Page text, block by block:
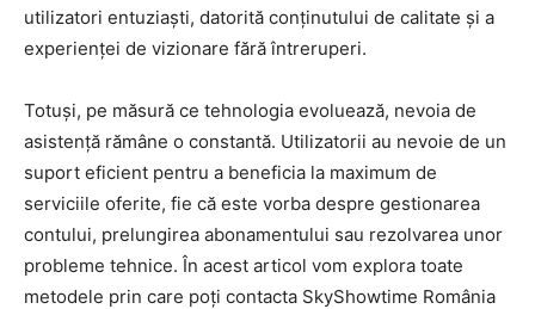
utilizatori entuziaști, datorită conținutului de calitate și a
experienței de vizionare fără întreruperi.
Totuși, pe măsură ce tehnologia evoluează, nevoia de
asistență rămâne o constantă. Utilizatorii au nevoie de un
suport eficient pentru a beneficia la maximum de
serviciile oferite, fie că este vorba despre gestionarea
contului, prelungirea abonamentului sau rezolvarea unor
probleme tehnice. În acest articol vom explora toate
metodele prin care poți contacta SkyShowtime România